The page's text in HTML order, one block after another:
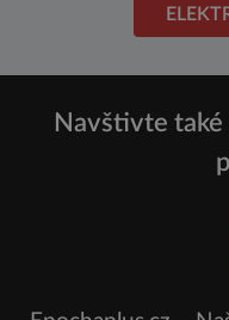
Navštivte také